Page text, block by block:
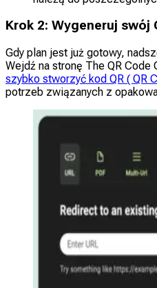
Krok 2: Wygeneruj swój
Gdy plan jest już gotowy,
Wejdź na stronę The QR Code
szybko stworzyć kod QR ( QR
potrzeb związanych z